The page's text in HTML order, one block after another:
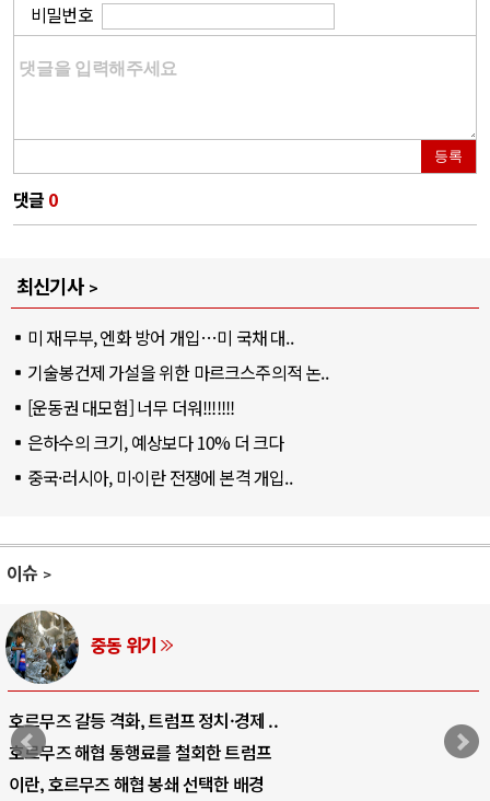
비밀번호
등록
댓글 0
최신기사
미 재무부, 엔화 방어 개입…미 국채 대..
기술봉건제 가설을 위한 마르크스주의적 논..
[운동권 대모험] 너무 더워!!!!!!!
은하수의 크기, 예상보다 10% 더 크다
중국·러시아, 미·이란 전쟁에 본격 개입..
이슈
AI와 인간
중국 AI, 저가 공세로 글로벌 토큰 시..
AI 국부펀드 구상 놓고 미국 진보진영 ..
AI 데이터센터 반대 투쟁은 새로운 글로..